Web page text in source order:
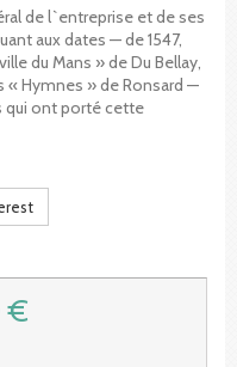
de l`entreprise et de ses
aux dates — de 1547,
du Mans » de Du Bellay,
« Hymnes » de Ronsard —
qui ont porté cette
€